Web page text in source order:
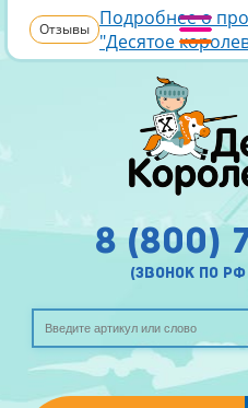
Отзывы Подробнее о
"Десятое
8 (800)
(звонок по